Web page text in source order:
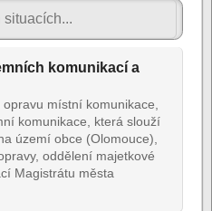
komunikací a
místní komunikace,
komunikace, která slouží
území obce (Olomouce),
oddělení majetkové
Magistrátu města